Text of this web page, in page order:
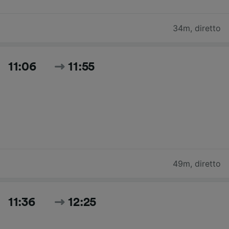
34m, diretto
11:06 11:55
49m, diretto
11:36 12:25